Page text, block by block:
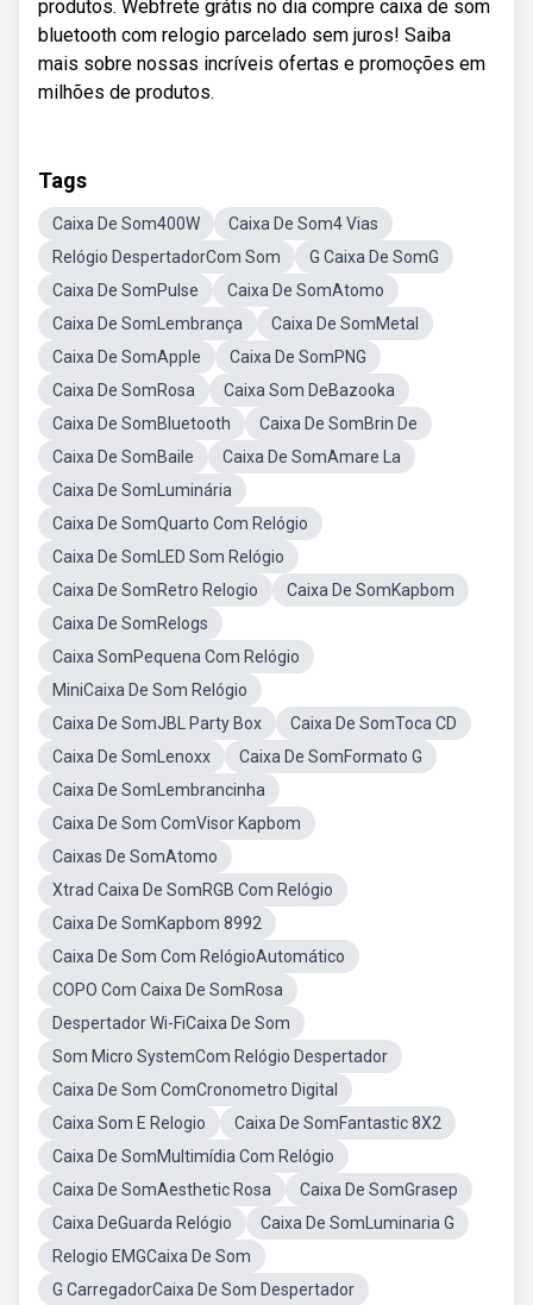
produtos. Webfrete grátis no dia compre caixa de som
bluetooth com relogio parcelado sem juros! Saiba
mais sobre nossas incríveis ofertas e promoções em
milhões de produtos.
Tags
Caixa De Som400W
Caixa De Som4 Vias
Relógio DespertadorCom Som
G Caixa De SomG
Caixa De SomPulse
Caixa De SomAtomo
Caixa De SomLembrança
Caixa De SomMetal
Caixa De SomApple
Caixa De SomPNG
Caixa De SomRosa
Caixa Som DeBazooka
Caixa De SomBluetooth
Caixa De SomBrin De
Caixa De SomBaile
Caixa De SomAmare La
Caixa De SomLuminária
Caixa De SomQuarto Com Relógio
Caixa De SomLED Som Relógio
Caixa De SomRetro Relogio
Caixa De SomKapbom
Caixa De SomRelogs
Caixa SomPequena Com Relógio
MiniCaixa De Som Relógio
Caixa De SomJBL Party Box
Caixa De SomToca CD
Caixa De SomLenoxx
Caixa De SomFormato G
Caixa De SomLembrancinha
Caixa De Som ComVisor Kapbom
Caixas De SomAtomo
Xtrad Caixa De SomRGB Com Relógio
Caixa De SomKapbom 8992
Caixa De Som Com RelógioAutomático
COPO Com Caixa De SomRosa
Despertador Wi-FiCaixa De Som
Som Micro SystemCom Relógio Despertador
Caixa De Som ComCronometro Digital
Caixa Som E Relogio
Caixa De SomFantastic 8X2
Caixa De SomMultimídia Com Relógio
Caixa De SomAesthetic Rosa
Caixa De SomGrasep
Caixa DeGuarda Relógio
Caixa De SomLuminaria G
Relogio EMGCaixa De Som
G CarregadorCaixa De Som Despertador